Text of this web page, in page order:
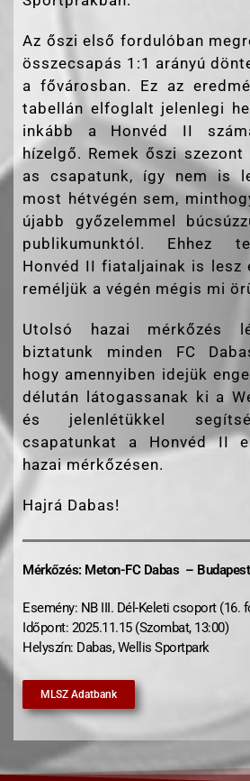
Az őszi első fordulóban
összecsapás 1:1 arányú
a fővárosban. Ez az
tabellán elfoglalt jelenlegi
inkább a Honvéd II
hízelgő. Remek őszi
as csapatunk, így nem is
most hétvégén sem,
újabb győzelemmel
publikumunktól. Ehhez
Honvéd II fiataljainak is lesz
reméljük a végén mégis mi
Utolsó hazai mérkőzés
biztatunk minden FC
hogy amennyiben idejük
délután látogassanak ki a
és jelenlétükkel
csapatunkat a Honvéd II
hazai mérkőzésen.
Hajrá Dabas!
Mérkőzés: Meton-FC Dabas – Budapest
Esemény: NB III. Dél-Keleti csoport (16.
Időpont: 2025.11.15 (Szombat, 13:00)
Helyszín: Dabas, Wellis Sportpark
MLSZ Adatbank